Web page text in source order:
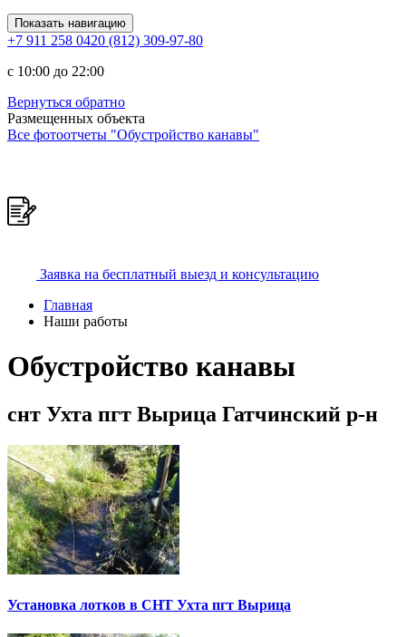
Показать навигацию
+7 911 258 0420 (812) 309-97-80
c 10:00 до 22:00
Вернуться обратно
Размещенных объекта
Все фотоотчеты "Обустройство канавы"
Заявка на бесплатный выезд и консультацию
Главная
Наши работы
Обустройство канавы
снт Ухта пгт Вырица Гатчинский р-н
Установка лотков в СНТ Ухта пгт Вырица